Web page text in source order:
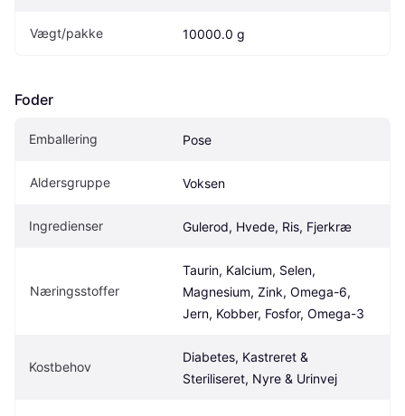
Vægt/pakke 10000.0 g
Foder
Emballering Pose
Aldersgruppe Voksen
Ingredienser Gulerod, Hvede, Ris, Fjerkræ
Næringsstoffer
Taurin, Kalcium, Selen,
Magnesium, Zink, Omega-6,
Jern, Kobber, Fosfor, Omega-3
Kostbehov
Diabetes, Kastreret &
Steriliseret, Nyre & Urinvej